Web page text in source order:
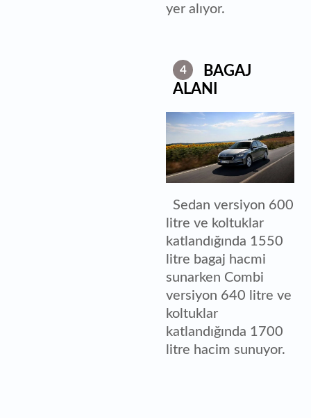
yer alıyor.
4
BAGAJ
ALANI
Sedan versiyon 600
litre ve koltuklar
katlandığında 1550
litre bagaj hacmi
sunarken Combi
versiyon 640 litre ve
koltuklar
katlandığında 1700
litre hacim sunuyor.